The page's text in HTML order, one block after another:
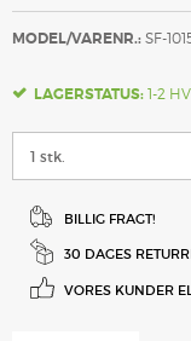
MODEL/VARENR.: SF-
LAGERSTATUS: 1-2
BILLIG FRAGT!
30 DAGES
VORES KUNDER